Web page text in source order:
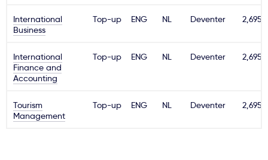
Ważne
Usługi
International
Business
Top-up ENG NL Deventer 2,695€
International
Finance and
Accounting
Top-up ENG NL Deventer 2,695€
Tourism
Management
Top-up ENG NL Deventer 2,695€